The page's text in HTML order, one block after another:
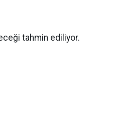
tahmin ediliyor.